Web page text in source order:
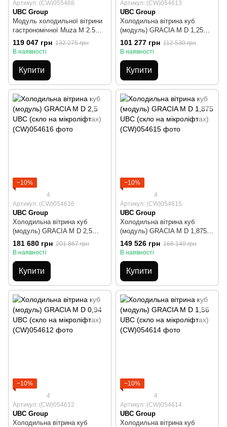
Артикул: (CW)055468
UBC Group
Модуль холодильної вітрини
гастрономічної Muza M 2.5
UBC
119 047 грн 132 275 грн
В наявності
Купити
Артикул: (CW)054613
UBC Group
Холодильна вітрина куб
(модуль) GRACIA М D 1,25
UBC (скло на мікроліфтах)
101 277 грн 112 530 грн
В наявності
Купити
−10%
4
Артикул: (CW)054616
UBC Group
Холодильна вітрина куб
(модуль) GRACIA М D 2,5
UBC (скло на мікроліфтах)
181 680 грн 201 867 грн
В наявності
Купити
−10%
4
Артикул: (CW)054615
UBC Group
Холодильна вітрина куб
(модуль) GRACIA М D 1,875
UBC (cкло на мікроліфтах)
149 526 грн 166 140 грн
В наявності
Купити
−10%
4
Артикул: (CW)054612
UBC Group
Холодильна вітрина куб
−10%
4
Артикул: (CW)054614
UBC Group
Холодильна вітрина куб